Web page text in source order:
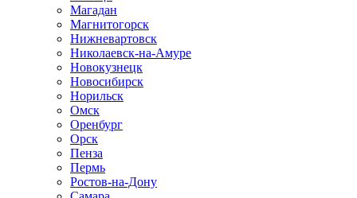
Магадан
Магнитогорск
Нижневартовск
Николаевск-на-Амуре
Новокузнецк
Новосибирск
Норильск
Омск
Оренбург
Орск
Пенза
Пермь
Ростов-на-Дону